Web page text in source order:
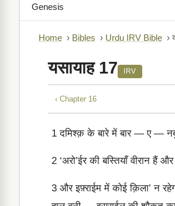
Home › Bibles › Urdu IRV Bible ›
यसायाह 17 IRV
‹ Chapter 16
1 दमिश्क़ के बारे में बार — ए —
2 ‘अरो’ईर की बस्तियाँ वीरान हैं
3 और इफ़्राईम में कोई क़िला’ न